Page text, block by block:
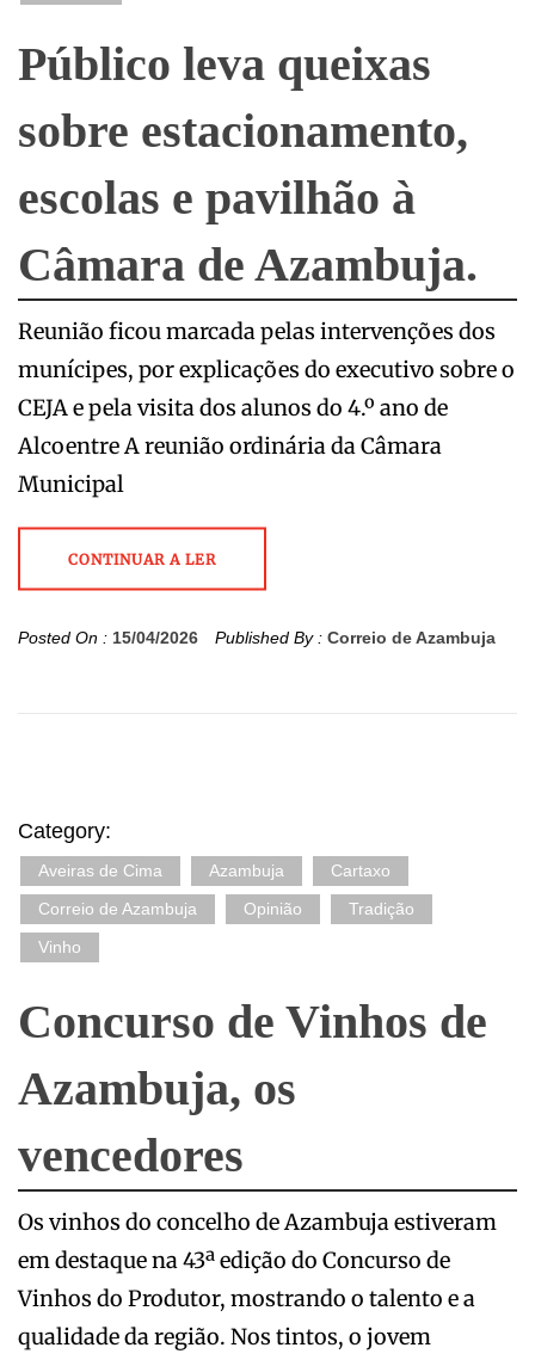
Público leva queixas
sobre estacionamento,
escolas e pavilhão à
Câmara de Azambuja.
Reunião ficou marcada pelas intervenções dos
munícipes, por explicações do executivo sobre o
CEJA e pela visita dos alunos do 4.º ano de
Alcoentre A reunião ordinária da Câmara
Municipal
CONTINUAR A LER
Posted On : 15/04/2026 Published By : Correio de Azambuja
Category:
Aveiras de Cima Azambuja
Cartaxo
Correio de Azambuja
Opinião
Tradição
Vinho
Concurso de Vinhos de
Azambuja, os
vencedores
Os vinhos do concelho de Azambuja estiveram
em destaque na 43ª edição do Concurso de
Vinhos do Produtor, mostrando o talento e a
qualidade da região. Nos tintos, o jovem